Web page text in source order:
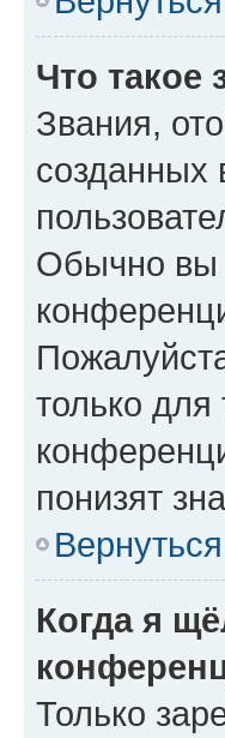
Что такое
Звания,
Обычно вы
только
понизят
Когда я
Только